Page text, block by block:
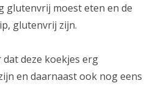
glutenvrij moest eten en de
glutenvrij zijn.
deze koekjes erg
en daarnaast ook nog eens